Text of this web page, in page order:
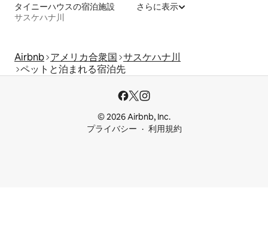
タイニーハウスの宿泊施設
サスケハナ川
さらに表示
Airbnb アメリカ合衆国 サスケハナ川
ペットと泊まれる宿泊先
© 2026 Airbnb, Inc.
プライバシー
利用規約